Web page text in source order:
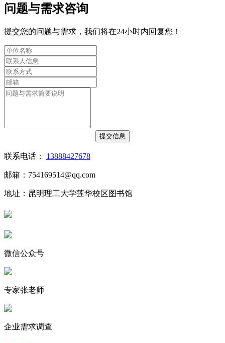
问题与需求咨询
提交您的问题与需求，我们将在24小时内回复您！
联系电话： 13888427678
邮箱：754169514@qq.com
地址：昆明理工大学莲华校区图书馆
微信公众号
专家张老师
企业需求调查